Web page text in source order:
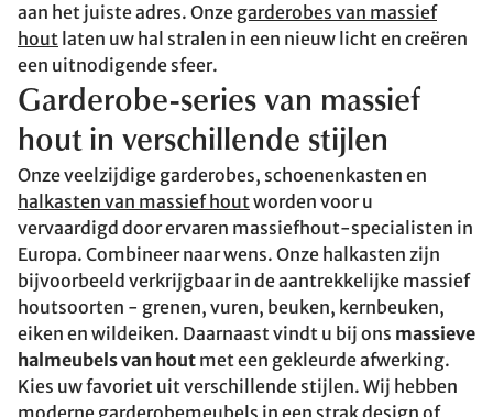
aan het juiste adres. Onze garderobes van massief
hout laten uw hal stralen in een nieuw licht en creëren
een uitnodigende sfeer.
Garderobe-series van massief
hout in verschillende stijlen
Onze veelzijdige garderobes, schoenenkasten en
halkasten van massief houtworden voor u
vervaardigd door ervaren massiefhout-specialisten in
Europa. Combineer naar wens. Onze halkasten zijn
bijvoorbeeld verkrijgbaar in de aantrekkelijke massief
houtsoorten - grenen, vuren, beuken, kernbeuken,
eiken en wildeiken. Daarnaast vindt u bij ons massieve
halmeubels van hout met een gekleurde afwerking.
Kies uw favoriet uit verschillende stijlen. Wij hebben
moderne garderobemeubels in een strak design of